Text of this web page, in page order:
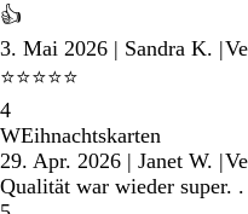
👍
3. Mai 2026 | Sandra K. |
⭐️⭐️⭐️⭐️⭐️
4
WEihnachtskarten
29. Apr. 2026 | Janet W. |
Qualität war wieder super.